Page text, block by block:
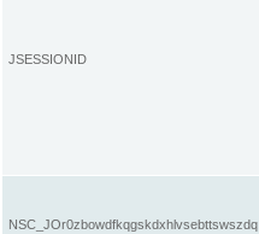
JSESSIONID
NSC_JOr0zbowdfkqgskdxhlvsebttswszdq